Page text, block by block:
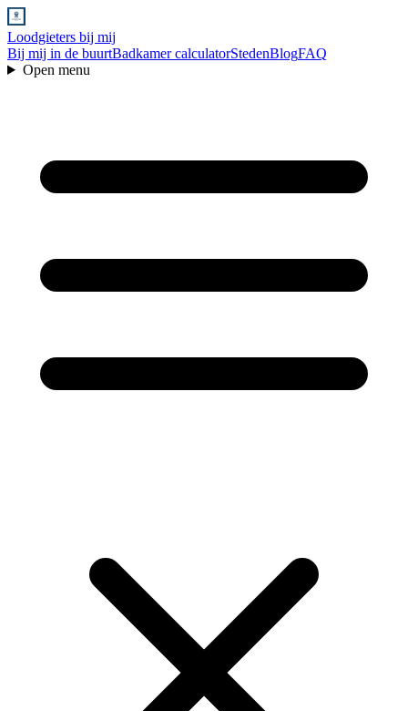
Loodgieters bij mij
Bij mij in de buurtBadkamer calculatorStedenBlogFAQ
Open menu